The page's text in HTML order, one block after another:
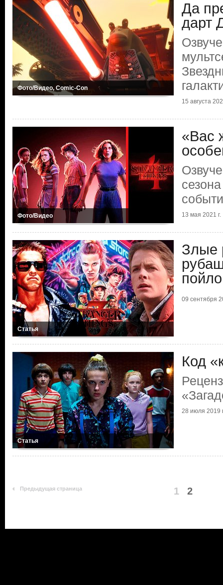
Фото/Видео, Comic-Con
Да
дарт
15 августа
Фото/Видео
«Вас
13 мая 2021 г.
Статья
Злые
09 сентября
Статья
Код
28 июля 2019
Предыдущая страница 1 2